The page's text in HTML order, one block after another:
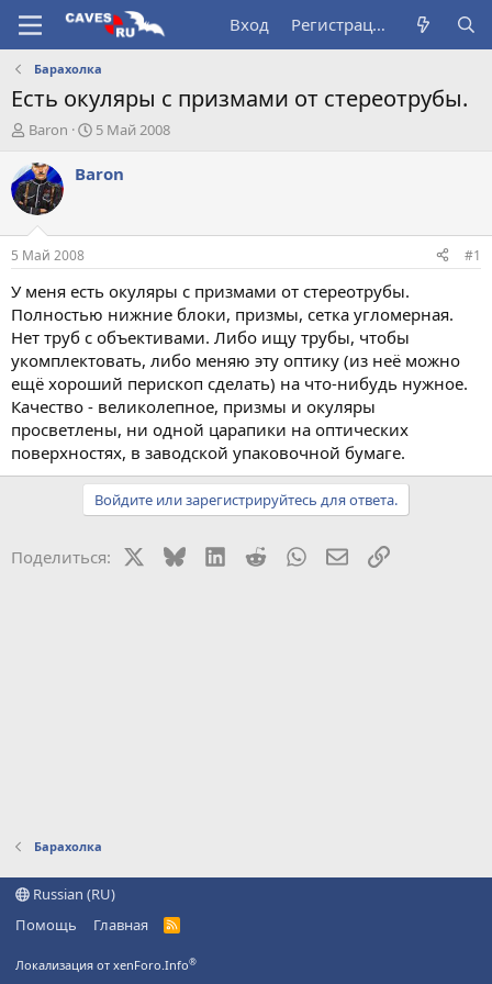
Вход Регистрация
Барахолка
Есть окуляры с призмами от стереотрубы.
А
т
о
р
т
е
м
ы
Baron
Д
т
а
л
5 Май 2008
Baron
5 Май 2008 #1
У меня есть окуляры с призмами от стереотрубы.
Полностью нижние блоки, призмы, сетка угломерная.
Нет труб с объективами. Либо ищу трубы, чтобы
укомплектовать, либо меняю эту оптику (из неё можно
ещё хороший перископ сделать) на что-нибудь нужное.
Качество - великолепное, призмы и окуляры
просветлены, ни одной царапики на оптических
поверхностях, в заводской упаковочной бумаге.
Войдите или зарегистрируйтесь для ответа.
Поделиться: BlueskyLinkedIn
RedditWhatsAppЭлектронная
Ссылка
Барахолка
Russian (RU)
Помощь
Главная
R
Локализация от xenForo.Info®